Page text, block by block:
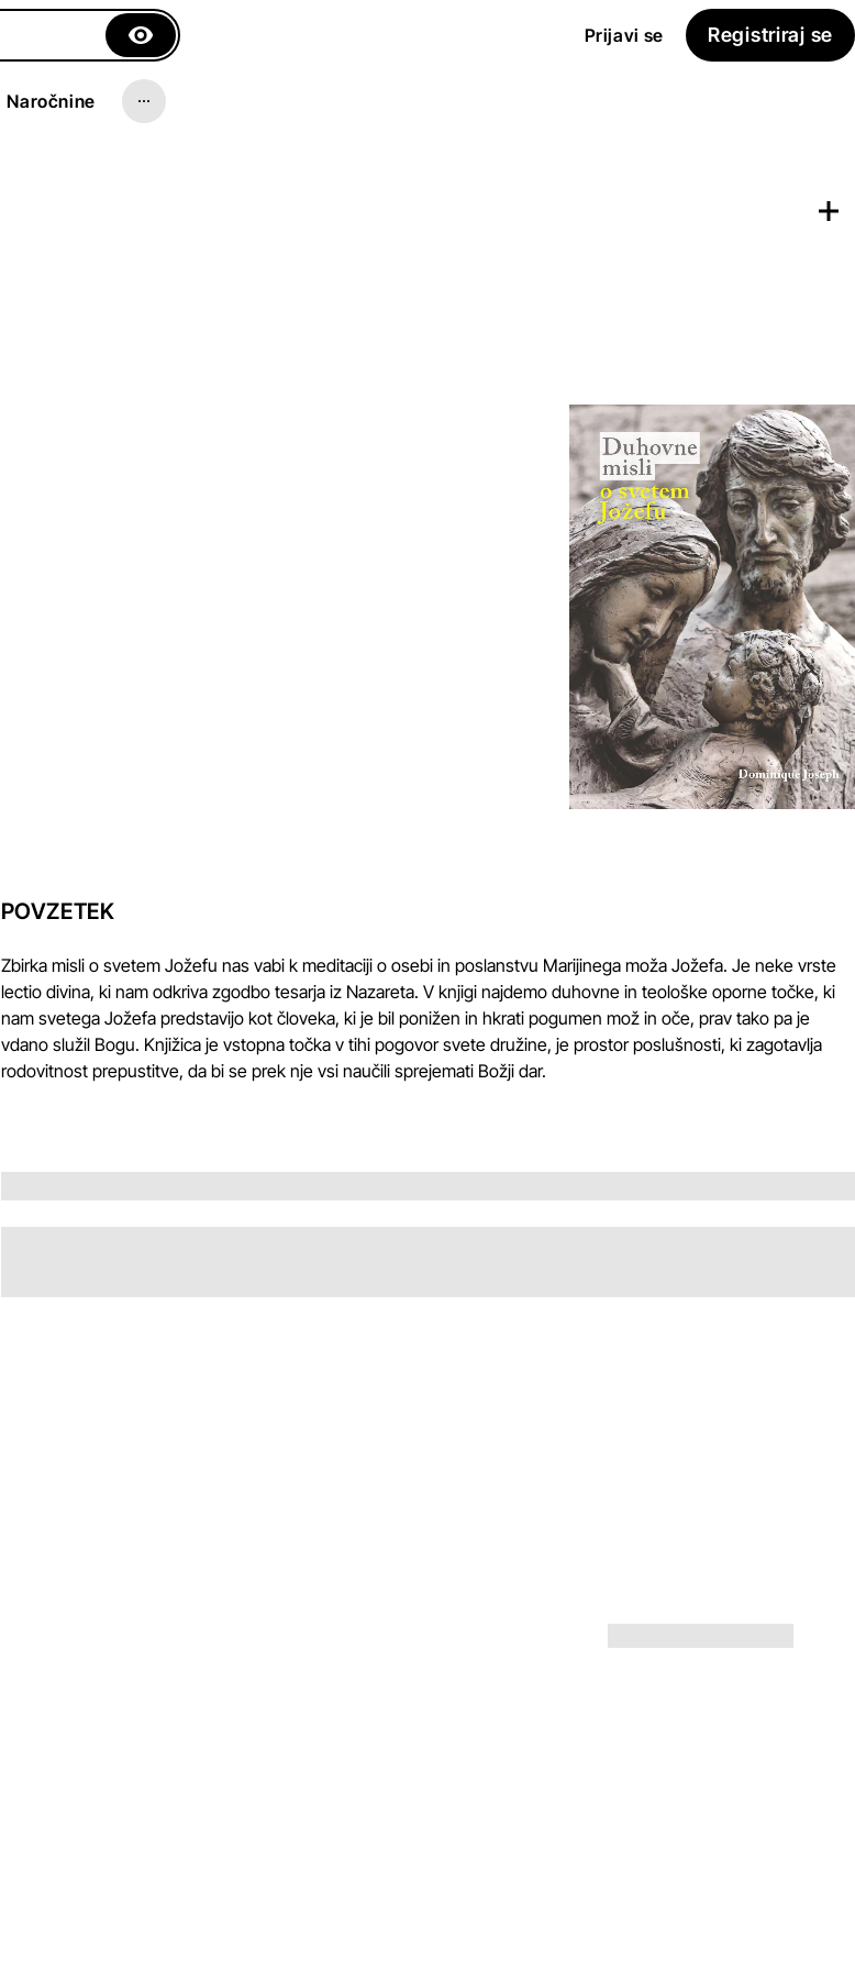
Prijavi se Registriraj se
Naročnine
POVZETEK
Zbirka misli o svetem Jožefu nas vabi k meditaciji o osebi in poslanstvu Marijinega moža Jožefa. Je neke vrste
lectio divina, ki nam odkriva zgodbo tesarja iz Nazareta. V knjigi najdemo duhovne in teološke oporne točke, ki
nam svetega Jožefa predstavijo kot človeka, ki je bil ponižen in hkrati pogumen mož in oče, prav tako pa je
vdano služil Bogu. Knjižica je vstopna točka v tihi pogovor svete družine, je prostor poslušnosti, ki zagotavlja
rodovitnost prepustitve, da bi se prek nje vsi naučili sprejemati Božji dar.